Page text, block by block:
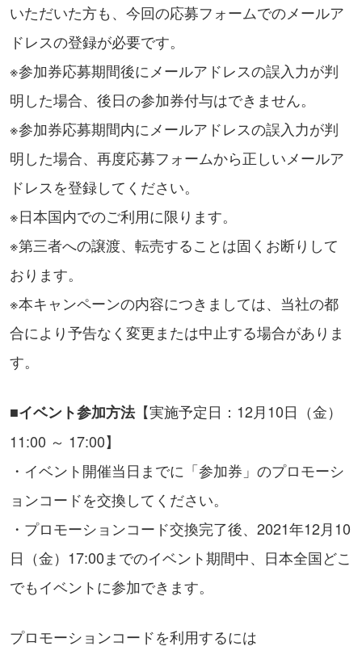
いただいた方も、今回の応募フォームでのメールア
ドレスの登録が必要です。
※参加券応募期間後にメールアドレスの誤入力が判
明した場合、後日の参加券付与はできません。
※参加券応募期間内にメールアドレスの誤入力が判
明した場合、再度応募フォームから正しいメールア
ドレスを登録してください。
※日本国内でのご利用に限ります。
※第三者への譲渡、転売することは固くお断りして
おります。
※本キャンペーンの内容につきましては、当社の都
合により予告なく変更または中止する場合がありま
す。
■イベント参加方法【実施予定日：12月10日（金）
11:00 ～ 17:00】
・イベント開催当日までに「参加券」のプロモーシ
ョンコードを交換してください。
・プロモーションコード交換完了後、2021年12月10
日（金）17:00までのイベント期間中、日本全国どこ
でもイベントに参加できます。
プロモーションコードを利用するには